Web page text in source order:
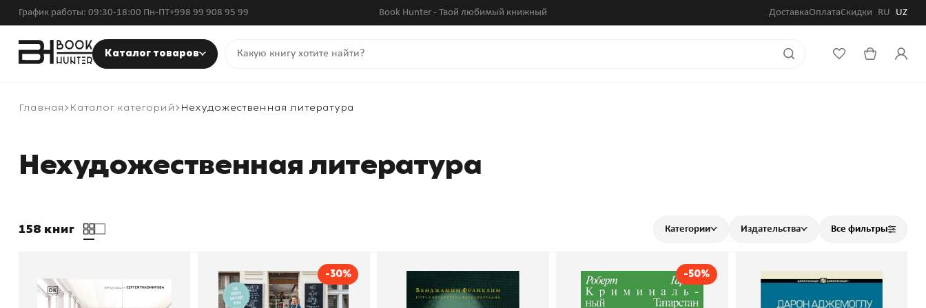
График работы: 09:30-18:00 Пн-ПТ+998 99 908 95 99 Book Hunter - Твой любимый книжный ДоставкаОплатаСкидки RU UZ
Каталог товаров
Главная Каталог категорий Нехудожественная литература
Нехудожественная литература
158 книг Категории Издательства Все фильтры
Дизайн интерьера с
-30%
Дело в шоколаде. Как
Путь к богатству.
-50%
Слово пацана.
Почему одни страны